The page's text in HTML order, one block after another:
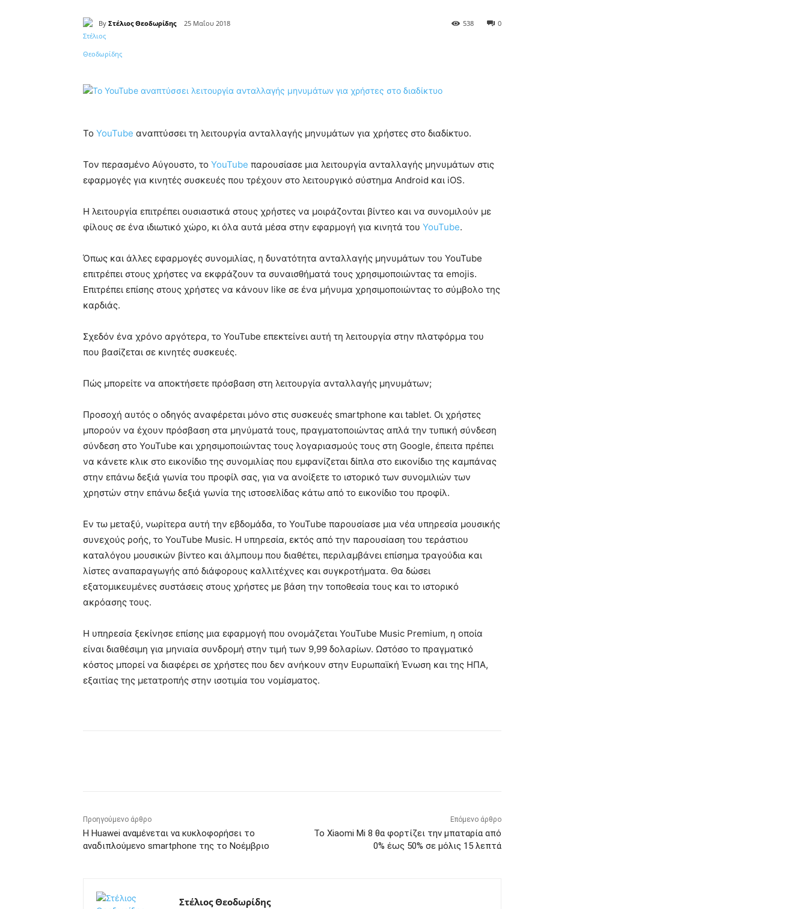
By Στέλιος Θεοδωρίδης 25 Μαΐου 2018 0
538
Κοινοποίηση
Το YouTube αναπτύσσει τη λειτουργία ανταλλαγής μηνυμάτων για χρήστες στο διαδίκτυο.
Τον περασμένο Αύγουστο, το YouTube παρουσίασε μια λειτουργία ανταλλαγής μηνυμάτων στις
εφαρμογές για κινητές συσκευές που τρέχουν στο λειτουργικό σύστημα Android και iOS.
Η λειτουργία επιτρέπει ουσιαστικά στους χρήστες να μοιράζονται βίντεο και να συνομιλούν με
φίλους σε ένα ιδιωτικό χώρο, κι όλα αυτά μέσα στην εφαρμογή για κινητά του YouTube.
Όπως και άλλες εφαρμογές συνομιλίας, η δυνατότητα ανταλλαγής μηνυμάτων του YouTube
επιτρέπει στους χρήστες να εκφράζουν τα συναισθήματά τους χρησιμοποιώντας τα emojis.
Επιτρέπει επίσης στους χρήστες να κάνουν like σε ένα μήνυμα χρησιμοποιώντας το σύμβολο της
καρδιάς.
Σχεδόν ένα χρόνο αργότερα, το YouTube επεκτείνει αυτή τη λειτουργία στην πλατφόρμα του
που βασίζεται σε κινητές συσκευές.
Πώς μπορείτε να αποκτήσετε πρόσβαση στη λειτουργία ανταλλαγής μηνυμάτων;
Προσοχή αυτός ο οδηγός αναφέρεται μόνο στις συσκευές smartphone και tablet. Οι χρήστες
μπορούν να έχουν πρόσβαση στα μηνύματά τους, πραγματοποιώντας απλά την τυπική σύνδεση
σύνδεση στο YouTube και χρησιμοποιώντας τους λογαριασμούς τους στη Google, έπειτα πρέπει
να κάνετε κλικ στο εικονίδιο της συνομιλίας που εμφανίζεται δίπλα στο εικονίδιο της καμπάνας
στην επάνω δεξιά γωνία του προφίλ σας, για να ανοίξετε το ιστορικό των συνομιλιών των
χρηστών στην επάνω δεξιά γωνία της ιστοσελίδας κάτω από το εικονίδιο του προφίλ.
Εν τω μεταξύ, νωρίτερα αυτή την εβδομάδα, το YouTube παρουσίασε μια νέα υπηρεσία μουσικής
συνεχούς ροής, το YouTube Music. Η υπηρεσία, εκτός από την παρουσίαση του τεράστιου
καταλόγου μουσικών βίντεο και άλμπουμ που διαθέτει, περιλαμβάνει επίσημα τραγούδια και
λίστες αναπαραγωγής από διάφορους καλλιτέχνες και συγκροτήματα. Θα δώσει
εξατομικευμένες συστάσεις στους χρήστες με βάση την τοποθεσία τους και το ιστορικό
ακρόασης τους.
Η υπηρεσία ξεκίνησε επίσης μια εφαρμογή που ονομάζεται YouTube Music Premium, η οποία
είναι διαθέσιμη για μηνιαία συνδρομή στην τιμή των 9,99 δολαρίων. Ωστόσο το πραγματικό
κόστος μπορεί να διαφέρει σε χρήστες που δεν ανήκουν στην Ευρωπαϊκή Ένωση και της ΗΠΑ,
εξαιτίας της μετατροπής στην ισοτιμία του νομίσματος.
Προηγούμενο άρθρο
Η Huawei αναμένεται να κυκλοφορήσει το
αναδιπλούμενο smartphone της το Νοέμβριο
Επόμενο άρθρο
Το Xiaomi Mi 8 θα φορτίζει την μπαταρία από
0% έως 50% σε μόλις 15 λεπτά
Στέλιος Θεοδωρίδης